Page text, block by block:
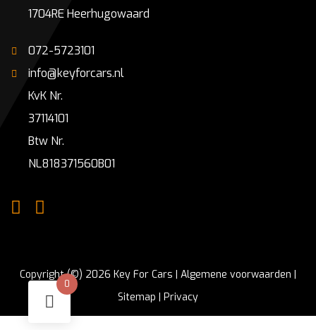
1704RE Heerhugowaard
072-5723101
info@keyforcars.nl
KvK Nr.
37114101
Btw Nr.
NL818371560B01
Copyright (©) 2026 Key For Cars | Algemene voorwaarden
Sitemap
Privacy
0